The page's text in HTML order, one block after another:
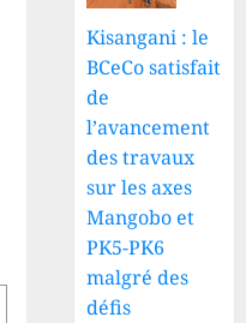
Kisangani : le
BCeCo satisfait
de
l’avancement
des travaux
sur les axes
Mangobo et
PK5-PK6
malgré des
défis